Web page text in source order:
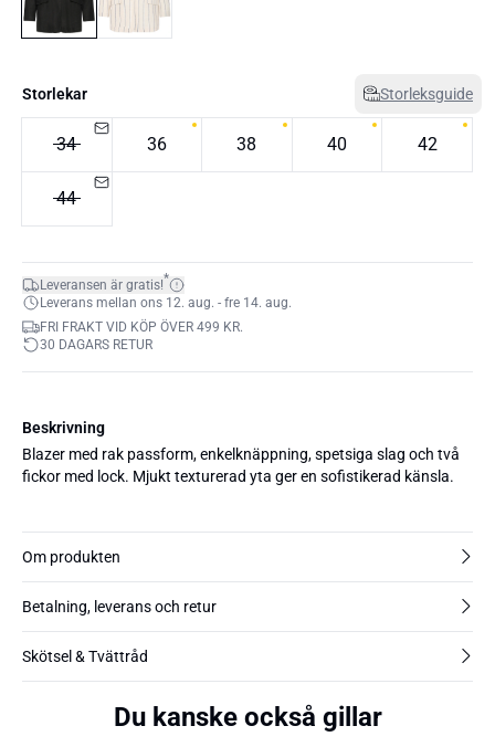
Storlekar Storleksguide
34 36 38 40 42
44
Leveransen är gratis!*
Leverans mellan ons 12. aug. - fre 14. aug.
FRI FRAKT VID KÖP ÖVER 499 KR.
30 DAGARS RETUR
Beskrivning
Blazer med rak passform, enkelknäppning, spetsiga slag och två
fickor med lock. Mjukt texturerad yta ger en sofistikerad känsla.
Om produkten
Betalning, leverans och retur
Skötsel & Tvättråd
Du kanske också gillar